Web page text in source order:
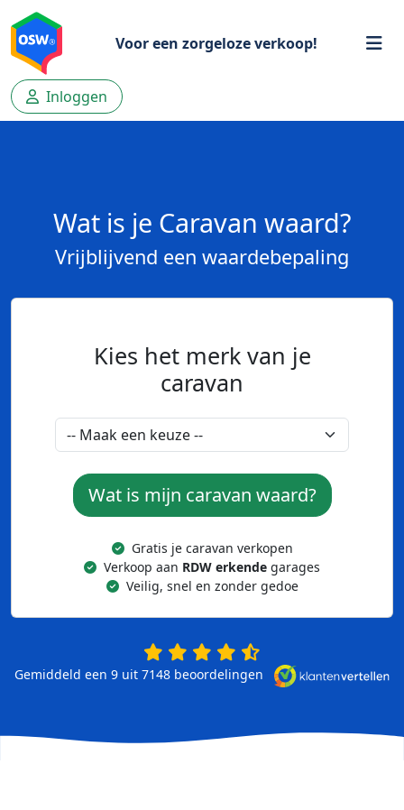
Voor een zorgeloze verkoop!
Inloggen
Wat is je Caravan waard?
Vrijblijvend een waardebepaling
Kies het merk van je
caravan
Wat is mijn caravan waard?
Gratis je caravan verkopen
Verkoop aan RDW erkende garages
Veilig, snel en zonder gedoe
Gemiddeld een 9 uit 7148 beoordelingen